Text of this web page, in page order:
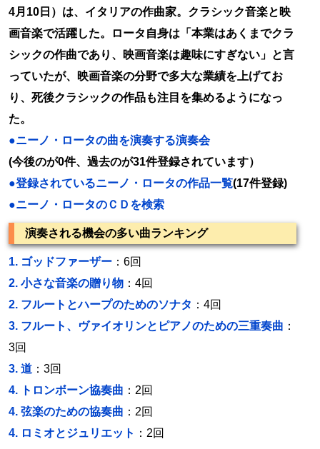
4月10日）は、イタリアの作曲家。クラシック音楽と映
画音楽で活躍した。ロータ自身は「本業はあくまでクラ
シックの作曲であり、映画音楽は趣味にすぎない」と言
っていたが、映画音楽の分野で多大な業績を上げてお
り、死後クラシックの作品も注目を集めるようになっ
た。
●ニーノ・ロータの曲を演奏する演奏会
(今後のが0件、過去のが31件登録されています）
●登録されているニーノ・ロータの作品一覧(17件登録)
●ニーノ・ロータのＣＤを検索
演奏される機会の多い曲ランキング
1. ゴッドファーザー ：6回
2. 小さな音楽の贈り物 ：4回
2. フルートとハープのためのソナタ ：4回
3. フルート、ヴァイオリンとピアノのための三重奏曲 ：
3回
3. 道 ：3回
4.
トロンボーン協奏曲 ：2回
4. 弦楽のための協奏曲 ：2回
4. ロミオとジュリエット ：2回